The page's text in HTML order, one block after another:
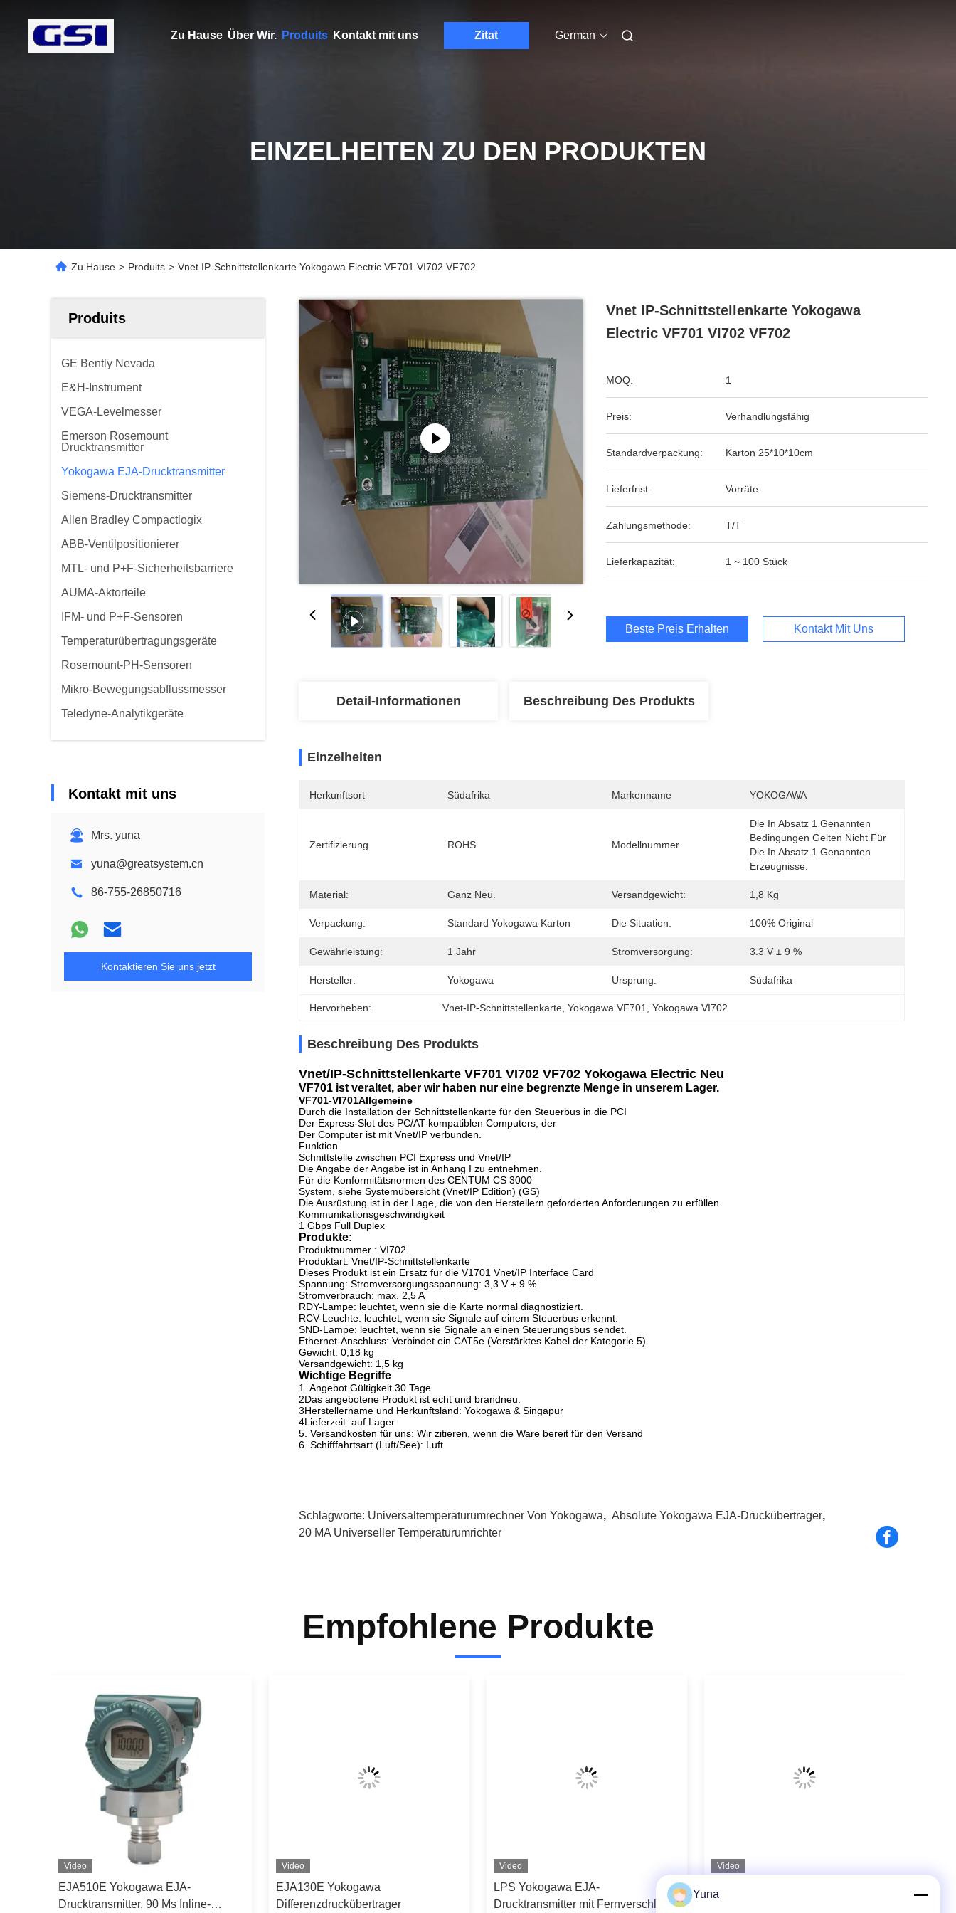
Zu Hause Über Wir. Produits Kontakt mit uns Zitat German
EINZELHEITEN ZU DEN PRODUKTEN
Zu Hause > Produits > Vnet IP-Schnittstellenkarte Yokogawa Electric VF701 VI702 VF702
Produits
GE Bently Nevada
E&H-Instrument
VEGA-Levelmesser
Emerson Rosemount
Drucktransmitter
Yokogawa EJA-Drucktransmitter
Siemens-Drucktransmitter
Allen Bradley Compactlogix
ABB-Ventilpositionierer
MTL- und P+F-Sicherheitsbarriere
AUMA-Aktorteile
IFM- und P+F-Sensoren
Temperaturübertragungsgeräte
Rosemount-PH-Sensoren
Mikro-Bewegungsabflussmesser
Teledyne-Analytikgeräte
Kontakt mit uns
Mrs. yuna
yuna@greatsystem.cn
86-755-26850716
Kontaktieren Sie uns jetzt
Vnet IP-Schnittstellenkarte Yokogawa
Electric VF701 VI702 VF702
MOQ: 1
Preis: Verhandlungsfähig
Standardverpackung: Karton 25*10*10cm
Lieferfrist: Vorräte
Zahlungsmethode: T/T
Lieferkapazität: 1 ~ 100 Stück
Beste Preis Erhalten Kontakt Mit Uns
Detail-Informationen Beschreibung Des Produkts
Einzelheiten
Herkunftsort Südafrika Markenname YOKOGAWA
Zertifizierung ROHS Modellnummer
Die In Absatz 1 Genannten
Bedingungen Gelten Nicht Für
Die In Absatz 1 Genannten
Erzeugnisse.
Material: Ganz Neu. Versandgewicht: 1,8 Kg
Verpackung: Standard Yokogawa Karton Die Situation: 100% Original
Gewährleistung: 1 Jahr Stromversorgung: 3.3 V ± 9 %
Hersteller: Yokogawa Ursprung: Südafrika
Hervorheben: Vnet-IP-Schnittstellenkarte , Yokogawa VF701 , Yokogawa VI702
Beschreibung Des Produkts
Vnet/IP-Schnittstellenkarte VF701 VI702 VF702 Yokogawa Electric Neu
VF701 ist veraltet, aber wir haben nur eine begrenzte Menge in unserem Lager.
VF701-VI701Allgemeine
Durch die Installation der Schnittstellenkarte für den Steuerbus in die PCI
Der Express-Slot des PC/AT-kompatiblen Computers, der
Der Computer ist mit Vnet/IP verbunden.
Funktion
Schnittstelle zwischen PCI Express und Vnet/IP
Die Angabe der Angabe ist in Anhang I zu entnehmen.
Für die Konformitätsnormen des CENTUM CS 3000
System, siehe Systemübersicht (Vnet/IP Edition) (GS)
Die Ausrüstung ist in der Lage, die von den Herstellern geforderten Anforderungen zu erfüllen.
Kommunikationsgeschwindigkeit
1 Gbps Full Duplex
Produkte:
Produktnummer : VI702
Produktart: Vnet/IP-Schnittstellenkarte
Dieses Produkt ist ein Ersatz für die V1701 Vnet/IP Interface Card
Spannung: Stromversorgungsspannung: 3,3 V ± 9 %
Stromverbrauch: max. 2,5 A
RDY-Lampe: leuchtet, wenn sie die Karte normal diagnostiziert.
RCV-Leuchte: leuchtet, wenn sie Signale auf einem Steuerbus erkennt.
SND-Lampe: leuchtet, wenn sie Signale an einen Steuerungsbus sendet.
Ethernet-Anschluss: Verbindet ein CAT5e (Verstärktes Kabel der Kategorie 5)
Gewicht: 0,18 kg
Versandgewicht: 1,5 kg
Wichtige Begriffe
1. Angebot Gültigkeit 30 Tage
2Das angebotene Produkt ist echt und brandneu.
3Herstellername und Herkunftsland: Yokogawa & Singapur
4Lieferzeit: auf Lager
5. Versandkosten für uns: Wir zitieren, wenn die Ware bereit für den Versand
6. Schifffahrtsart (Luft/See): Luft
Schlagworte: Universaltemperaturumrechner Von Yokogawa, Absolute Yokogawa EJA-Druckübertrager,
20 MA Universeller Temperaturumrichter
Empfohlene Produkte
Video
EJA510E Yokogawa EJA-
Drucktransmitter, 90 Ms Inline-
Video
EJA130E Yokogawa
Differenzdruckübertrager
Video
LPS Yokogawa EJA-
Drucktransmitter mit Fernverschluss
Video
Yuna